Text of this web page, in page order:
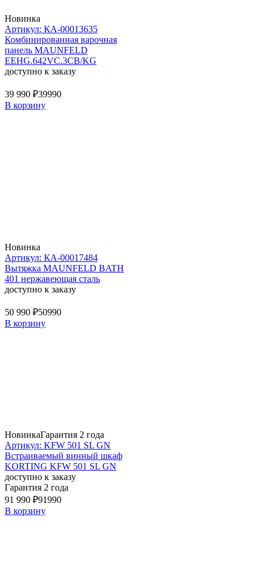
Новинка
Артикул: КА-00013635
Комбинированная варочная
панель MAUNFELD
EEHG.642VC.3CB/KG
доступно к заказу
39 990 ₽39990
В корзину
Новинка
Артикул: КА-00017484
Вытяжка MAUNFELD BATH
401 нержавеющая сталь
доступно к заказу
50 990 ₽50990
В корзину
НовинкаГарантия 2 года
Артикул: KFW 501 SL GN
Встраиваемый винный шкаф
KORTING KFW 501 SL GN
доступно к заказу
Гарантия 2 года
91 990 ₽91990
В корзину